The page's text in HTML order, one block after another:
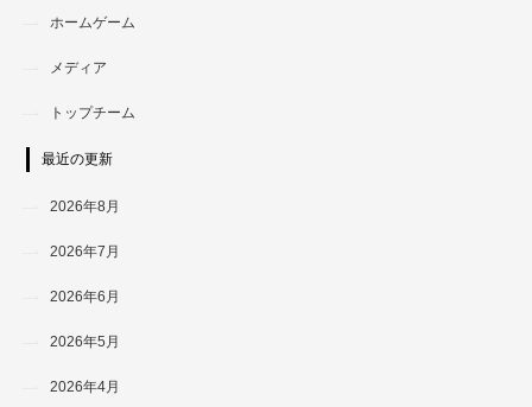
ホームゲーム
メディア
トップチーム
最近の更新
2026年8月
2026年7月
2026年6月
2026年5月
2026年4月